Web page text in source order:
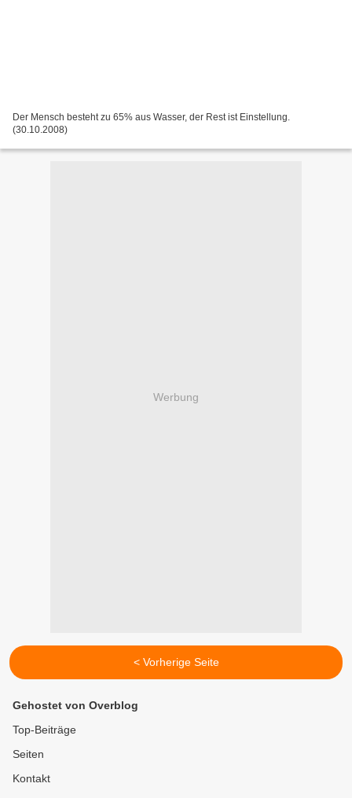
Der Mensch besteht zu 65% aus Wasser, der Rest ist Einstellung.
(30.10.2008)
Werbung
< Vorherige Seite
Gehostet von Overblog
Top-Beiträge
Seiten
Kontakt